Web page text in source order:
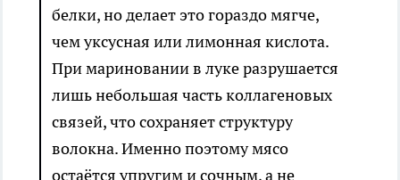
белки, но делает это гораздо мягче,
чем уксусная или лимонная кислота.
При мариновании в луке разрушается
лишь небольшая часть коллагеновых
связей, что сохраняет структуру
волокна. Именно поэтому мясо
остаётся упругим и сочным, а не